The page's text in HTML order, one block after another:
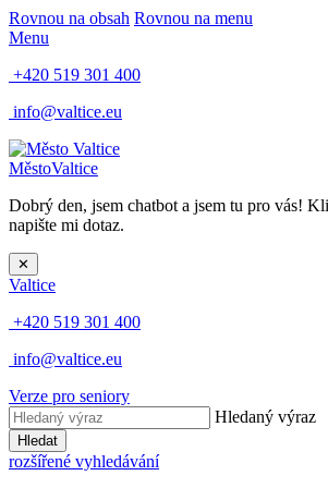
Rovnou na obsah Rovnou na menu
Menu
+420 519 301 400
info@valtice.eu
MěstoValtice
Dobrý den, jsem chatbot a jsem tu pro vás!
napište mi dotaz.
✕
Valtice
+420 519 301 400
info@valtice.eu
Verze pro seniory
Hledaný výraz
Hledat
rozšířené vyhledávání